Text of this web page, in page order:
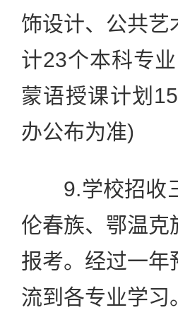
饰设计、公共艺
计23个本科专
蒙语授课计划
办公布为准)
9.学校招收三
伦春族、鄂温克
报考。经过一年
流到各专业学习